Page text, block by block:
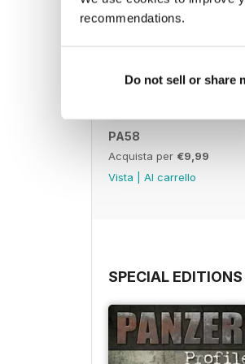
recommendations.
Do not sell or share
PA58
Acquista per €9,99
Vista
Al carrello
SPECIAL EDITIONS